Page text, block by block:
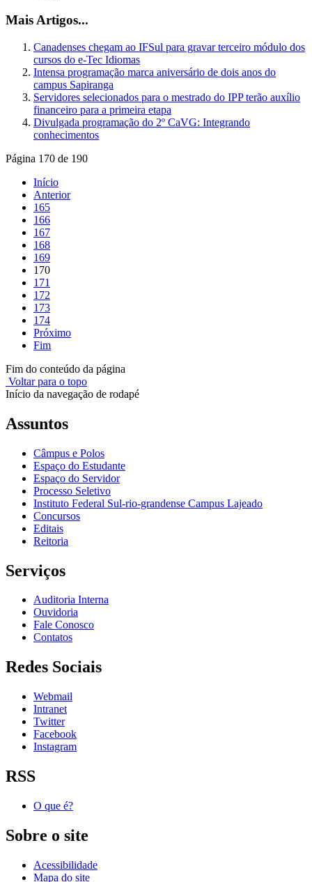
Mais Artigos...
Canadenses chegam ao IFSul para gravar terceiro módulo dos
cursos do e-Tec Idiomas
Intensa programação marca aniversário de dois anos do
campus Sapiranga
Servidores selecionados para o mestrado do IPP terão auxílio
financeiro para a primeira etapa
Divulgada programação do 2º CaVG: Integrando
conhecimentos
Página 170 de 190
Início
Anterior
165
166
167
168
169
170
171
172
173
174
Próximo
Fim
Fim do conteúdo da página
Voltar para o topo
Início da navegação de rodapé
Assuntos
Câmpus e Polos
Espaço do Estudante
Espaço do Servidor
Processo Seletivo
Instituto Federal Sul-rio-grandense Campus Lajeado
Concursos
Editais
Reitoria
Serviços
Auditoria Interna
Ouvidoria
Fale Conosco
Contatos
Redes Sociais
Webmail
Intranet
Twitter
Facebook
Instagram
RSS
O que é?
Sobre o site
Acessibilidade
Mapa do site